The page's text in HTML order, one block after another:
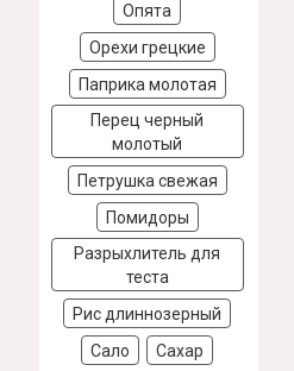
Опята
Орехи грецкие
Паприка молотая
Перец черный
молотый
Петрушка свежая
Помидоры
Разрыхлитель для
теста
Рис длиннозерный
Сало
Сахар